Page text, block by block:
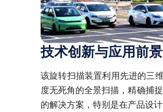
技术创新与应用前景
该旋转扫描装置利用先进的三
度无死角的全景扫描，精确捕
的解决方案，特别是在产品设